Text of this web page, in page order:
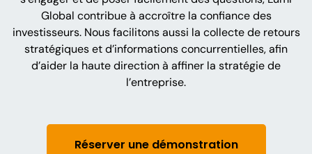
Global contribue à accroître la confiance des
investisseurs. Nous facilitons aussi la collecte de retours
stratégiques et d’informations concurrentielles, afin
d’aider la haute direction à affiner la stratégie de
l’entreprise.
Réserver une démonstration